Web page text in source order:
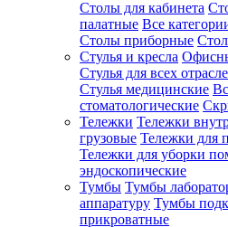
Столы для кабинета
палатные Все
Столы приборные
Стулья и кресла
Стулья для всех
Стулья медицинские
стоматологические
Тележки Тележки
грузовые Тележки для
Тележки для уборки
эндоскопические
Тумбы Тумбы
аппаратуру Тумбы
прикроватные